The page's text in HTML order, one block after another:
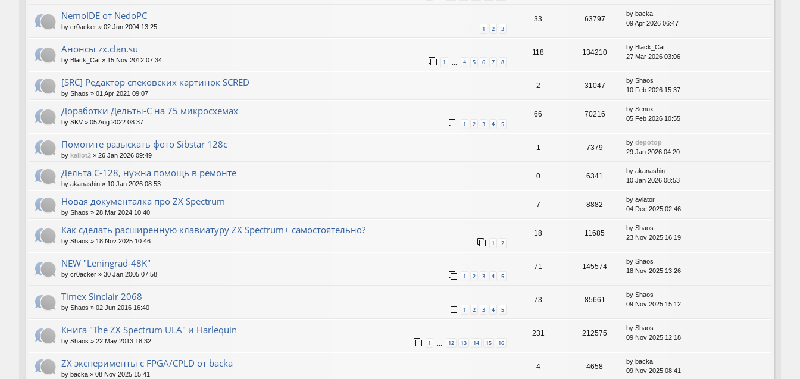
NemoIDE от NedoPC
by cr0acker » 02 Jun 2004 13:25 1 2 3
33 63797
by backa
09 Apr 2026 06:47
Анонсы zx.clan.su
by Black_Cat » 15 Nov 2012 07:34 1 4 5 6 7 8
118 134210
by Black_Cat
27 Mar 2026 03:06
[SRC] Редактор спековских картинок SCRED
by Shaos » 01 Apr 2021 09:07
2 31047
by Shaos
10 Feb 2026 15:37
Доработки Дельты-С на 75 микросхемах
by SKV » 05 Aug 2022 08:37 1 2 3 4 5
66 70216
by Senux
05 Feb 2026 10:55
Помогите разыскать фото Sibstar 128с
by kailot2 » 26 Jan 2026 09:49
1 7379
by depotop
29 Jan 2026 04:20
Дельта С-128, нужна помощь в ремонте
by akanashin » 10 Jan 2026 08:53
0 6341
by akanashin
10 Jan 2026 08:53
Новая документалка про ZX Spectrum
by Shaos » 28 Mar 2024 10:40
7 8882
by aviator
04 Dec 2025 02:46
Как сделать расширенную клавиатуру ZX Spectrum+ самостоятельно?
by Shaos » 18 Nov 2025 10:46 1 2
18 11685
by Shaos
23 Nov 2025 16:19
NEW "Leningrad-48K"
by cr0acker » 30 Jan 2005 07:58 1 2 3 4 5
71 145574
by Shaos
18 Nov 2025 13:26
Timex Sinclair 2068
by Shaos » 02 Jun 2016 16:40 1 2 3 4 5
73 85661
by Shaos
09 Nov 2025 15:12
Книга "The ZX Spectrum ULA" и Harlequin
by Shaos » 22 May 2013 18:32 1 … 12 13 14 15 16
231 212575
by Shaos
09 Nov 2025 12:18
ZX эксперименты с FPGA/CPLD от backa
by backa » 08 Nov 2025 15:41
4 4658
by backa
09 Nov 2025 08:41